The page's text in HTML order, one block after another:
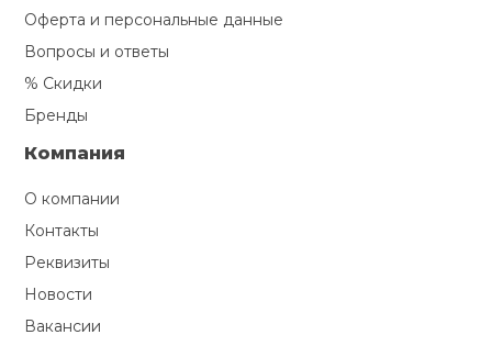
Оферта и персональные данные
Вопросы и ответы
% Скидки
Бренды
Компания
О компании
Контакты
Реквизиты
Новости
Вакансии